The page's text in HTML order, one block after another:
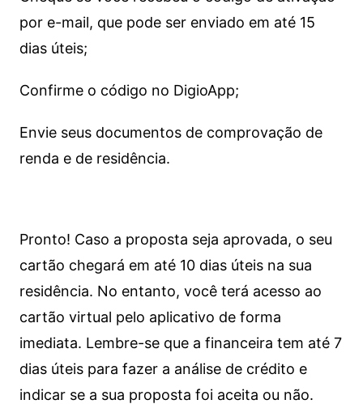
por e-mail, que pode ser enviado em até 15
dias úteis;
Confirme o código no DigioApp;
Envie seus documentos de comprovação de
renda e de residência.
Pronto! Caso a proposta seja aprovada, o seu
cartão chegará em até 10 dias úteis na sua
residência. No entanto, você terá acesso ao
cartão virtual pelo aplicativo de forma
imediata. Lembre-se que a financeira tem até 7
dias úteis para fazer a análise de crédito e
indicar se a sua proposta foi aceita ou não.